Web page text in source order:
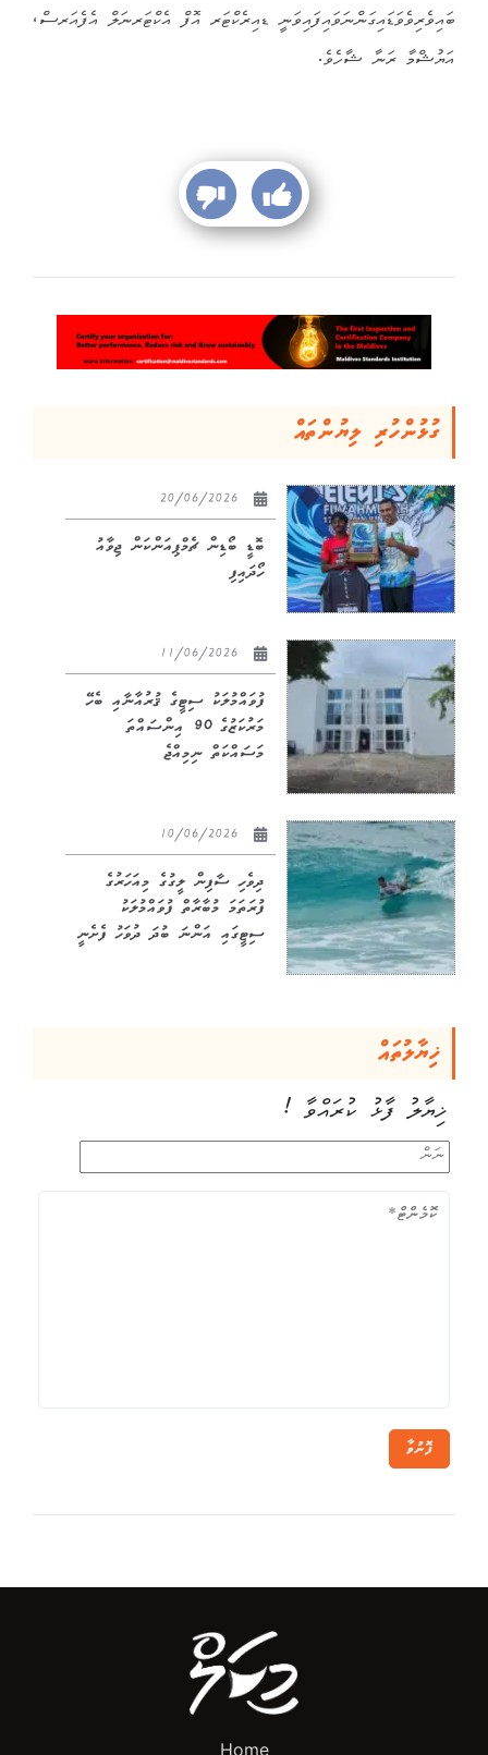
ބައިވެރިވެވަޑައިގަންނަވައިފައިވަނީ ޑއިރެކްޓަރ އޮފް އެކްޓަރނަލް އެފެއަރސް،
އަޔުޝްމާ ރަނާ ޝާހެވެ.
ގުޅުންހުރި ލިޔުންތައް
ބޮޑީ ބޯޑިން ޗެމްޕިއަންކަން ޖިވާއު
ހޯދައިފި
ފުވައްމުލަކު ސިޓީގެ ޤުރުއާނާއި ބެހޭ
މަރުކަޒުގެ 90 އިންސައްތަ
މަސައްކަތް ނިމިއްޖެ
ދިވެހި ސާފިން ލީގުގެ މިއަހަރުގެ
ފުރަތަމަ މުބާރާތް ފުވައްމުލަކު
ސިޓީގައި އަންނަ ބުދަ ދުވަހު ފެށެނީ
ޚިޔާލުތައް
ޚިޔާލު ފާޅު ކުރައްވާ !
ފޮނުވާ
Home